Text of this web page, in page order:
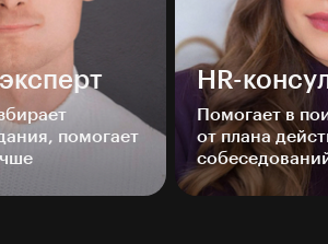
помогает
HR-
Помогает в
от плана